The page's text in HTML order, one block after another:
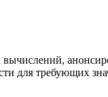
для требующих